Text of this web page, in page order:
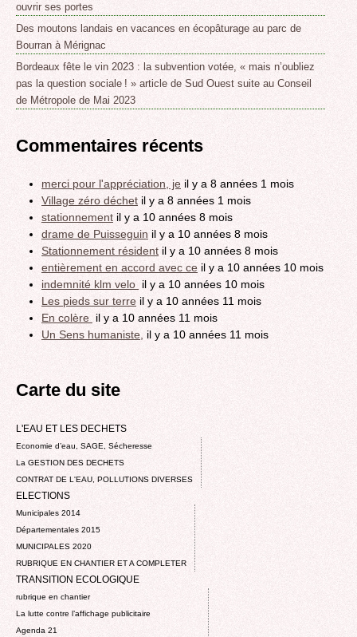
ouvrir ses portes
Des moutons landais en vacances en écopâturage au parc de
Bourran à Mérignac
Bordeaux fête le vin 2023 : la subvention votée, « mais n’oubliez
pas la question sociale ! » article de Sud Ouest suite au Conseil
de Métropole de Mai 2023
Commentaires récents
merci pour l'appréciation, je il y a 8 années 1 mois
Village zéro déchet il y a 8 années 1 mois
stationnement il y a 10 années 8 mois
drame de Puisseguin il y a 10 années 8 mois
Stationnement résident il y a 10 années 8 mois
entièrement en accord avec ce il y a 10 années 10 mois
indemnité klm velo il y a 10 années 10 mois
Les pieds sur terre il y a 10 années 11 mois
En colère il y a 10 années 11 mois
Un Sens humaniste, il y a 10 années 11 mois
Carte du site
L'EAU ET LES DECHETS
Economie d’eau, SAGE, Sécheresse
La GESTION DES DECHETS
CONTRAT DE L'EAU, POLLUTIONS DIVERSES
ELECTIONS
Municipales 2014
Départementales 2015
MUNICIPALES 2020
RUBRIQUE EN CHANTIER ET A COMPLETER
TRANSITION ECOLOGIQUE
rubrique en chantier
La lutte contre l’affichage publicitaire
Agenda 21